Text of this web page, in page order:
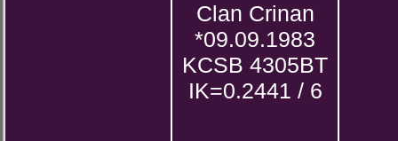
Clan Crinan
*09.09.1983
KCSB 4305BT
IK=0.2441 / 6